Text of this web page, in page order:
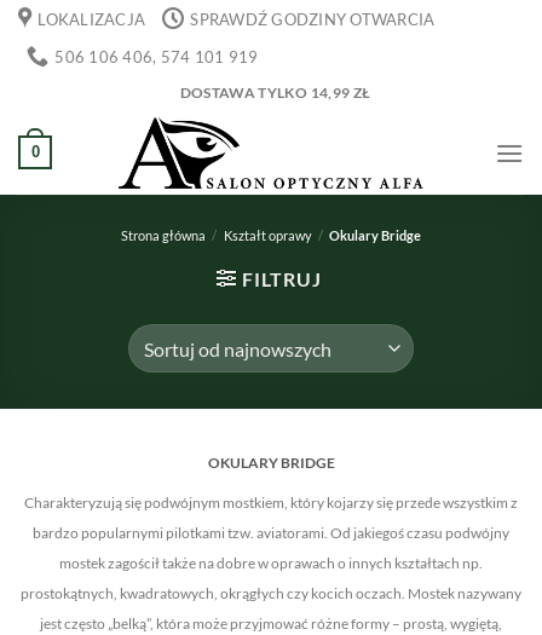
Przewiń
zawartości
LOKALIZACJA
SPRAWDŹ GODZINY OTWARCIA
506 106 406, 574 101 919
DOSTAWA TYLKO 14,99 ZŁ
0
Strona główna / Kształt oprawy / Okulary Bridge
FILTRUJ
OKULARY BRIDGE
Charakteryzują się podwójnym mostkiem, który kojarzy się przede wszystkim z
bardzo popularnymi pilotkami tzw. aviatorami. Od jakiegoś czasu podwójny
mostek zagościł także na dobre w oprawach o innych kształtach np.
prostokątnych, kwadratowych, okrągłych czy kocich oczach. Mostek nazywany
jest często „belką”, która może przyjmować różne formy – prostą, wygiętą,